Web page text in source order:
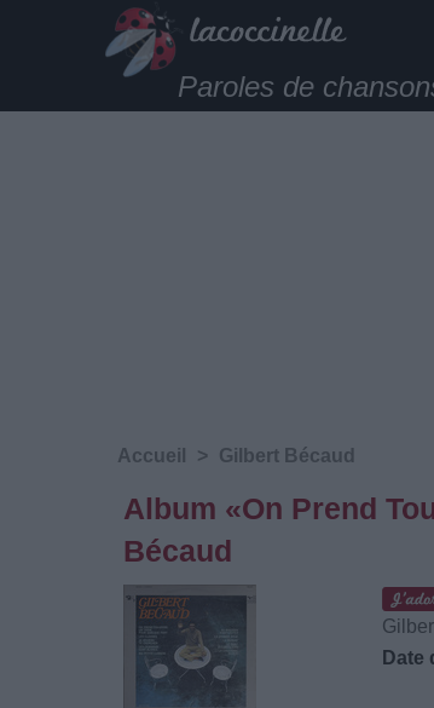
Paroles de
Accueil > Gilbert Bécaud
Album «On Prend
Bécaud
Date